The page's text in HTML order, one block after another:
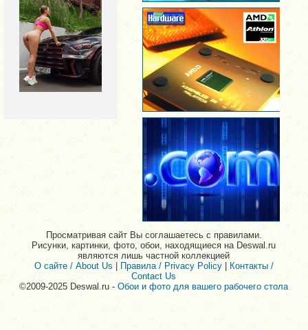
Просматривая сайт Вы соглашаетесь с правилами.
Рисунки, картинки, фото, обои, находящиеся на Deswal.ru
являются лишь частной коллекцией
О сайте / About Us
Правила / Privacy Policy|Контакты /
Contact Us
©2009-2025 Deswal.ru -Обои и фото для вашего рабочего стола